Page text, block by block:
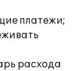
платежи;
расхода